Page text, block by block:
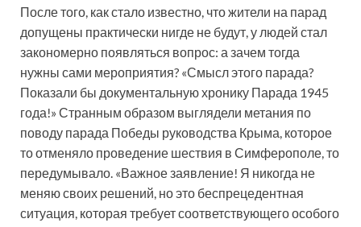
После того, как стало известно, что жители на парад
допущены практически нигде не будут, у людей стал
закономерно появляться вопрос: а зачем тогда
нужны сами мероприятия? «Смысл этого парада?
Показали бы документальную хронику Парада 1945
года!» Странным образом выглядели метания по
поводу парада Победы руководства Крыма, которое
то отменяло проведение шествия в Симферополе, то
передумывало. «Важное заявление! Я никогда не
меняю своих решений, но это беспрецедентная
ситуация, которая требует соответствующего особого